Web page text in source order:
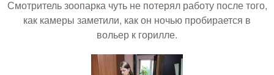
Смотритель зоопарка чуть не потерял работу после того,
как камеры заметили, как он ночью пробирается в
вольер к горилле.